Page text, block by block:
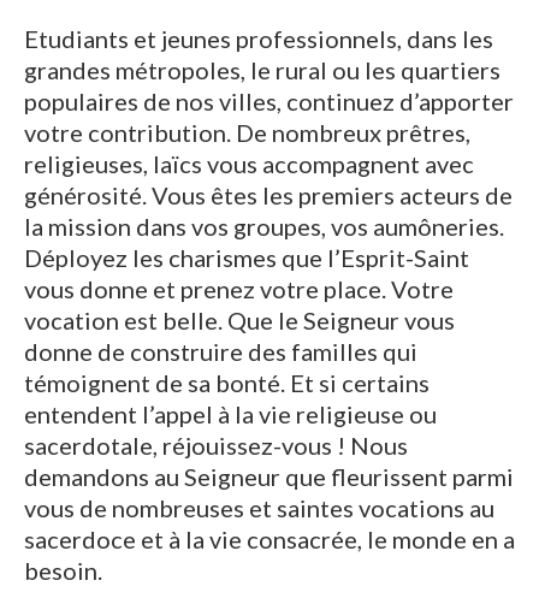
Etudiants et jeunes professionnels, dans les
grandes métropoles, le rural ou les quartiers
populaires de nos villes, continuez d’apporter
votre contribution. De nombreux prêtres,
religieuses, laïcs vous accompagnent avec
générosité. Vous êtes les premiers acteurs de
la mission dans vos groupes, vos aumôneries.
Déployez les charismes que l’Esprit-Saint
vous donne et prenez votre place. Votre
vocation est belle. Que le Seigneur vous
donne de construire des familles qui
témoignent de sa bonté. Et si certains
entendent l’appel à la vie religieuse ou
sacerdotale, réjouissez-vous ! Nous
demandons au Seigneur que fleurissent parmi
vous de nombreuses et saintes vocations au
sacerdoce et à la vie consacrée, le monde en a
besoin.